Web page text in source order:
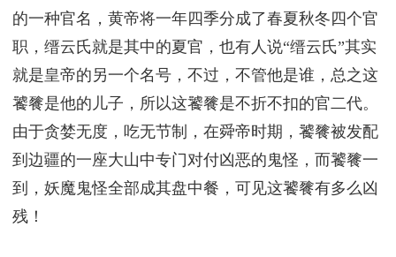
的一种官名，黄帝将一年四季分成了春夏秋冬四个官
职，缙云氏就是其中的夏官，也有人说“缙云氏”其实
就是皇帝的另一个名号，不过，不管他是谁，总之这
饕餮是他的儿子，所以这饕餮是不折不扣的官二代。
由于贪婪无度，吃无节制，在舜帝时期，饕餮被发配
到边疆的一座大山中专门对付凶恶的鬼怪，而饕餮一
到，妖魔鬼怪全部成其盘中餐，可见这饕餮有多么凶
残！